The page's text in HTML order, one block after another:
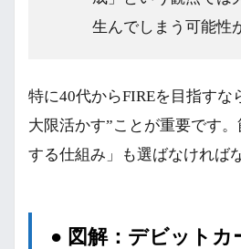
生んでしまう可能性
特に40代からFIREを目指すな
大限活かす”ことが重要です
する仕組み」も選ばなければ
● 図解：デビットカ